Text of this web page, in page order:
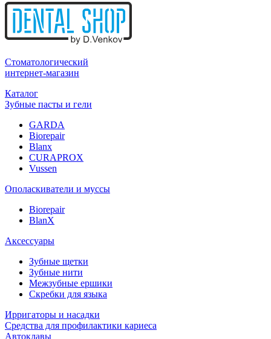
Стоматологический
интернет-магазин
Каталог
Зубные пасты и гели
GARDA
Biorepair
Blanx
CURAPROX
Vussen
Ополаскиватели и муссы
Biorepair
BlanX
Аксессуары
Зубные щетки
Зубные нити
Межзубные ершики
Скребки для языка
Ирригаторы и насадки
Средства для профилактики кариеса
Автоклавы